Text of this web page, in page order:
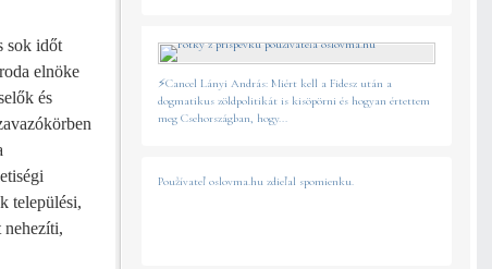
sok időt
elnöke
és
települési,
nehezíti,
⚡️Cancel Lányi András: Miért kell a Fidesz után a
dogmatikus zöldpolitikát is kisöpörni és hogyan értettem
meg Csehországban, hogy...
Používateľ oslovma.hu zdieľal spomienku.